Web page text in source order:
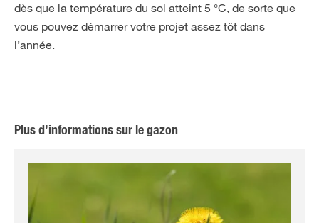
dès que la température du sol atteint 5 °C, de sorte que
vous pouvez démarrer votre projet assez tôt dans
l’année.
Plus d’informations sur le gazon